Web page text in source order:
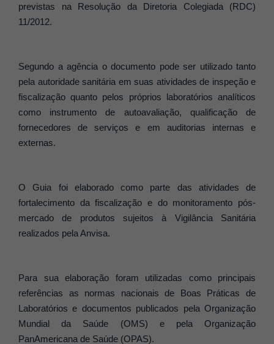
previstas na Resolução da Diretoria Colegiada (RDC)
11/2012.
Segundo a agência o documento pode ser utilizado tanto
pela autoridade sanitária em suas atividades de inspeção e
fiscalização quanto pelos próprios laboratórios analíticos
como instrumento de autoavaliação, qualificação de
fornecedores de serviços e em auditorias internas e
externas.
O Guia foi elaborado como parte das atividades de
fortalecimento da fiscalização e do monitoramento pós-
mercado de produtos sujeitos à Vigilância Sanitária
realizados pela Anvisa.
Para sua elaboração foram utilizadas como principais
referências as normas nacionais de Boas Práticas de
Laboratórios e documentos publicados pela Organização
Mundial da Saúde (OMS) e pela Organização
PanAmericana de Saúde (OPAS).